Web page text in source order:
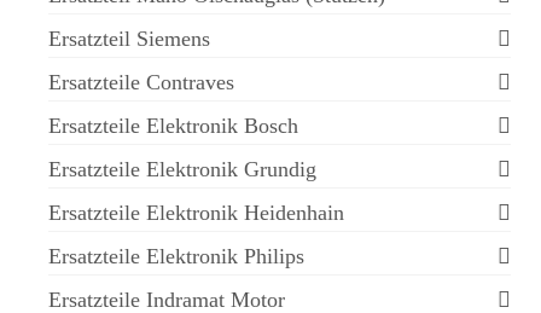
Ersatzteil Siemens
Ersatzteile Contraves
Ersatzteile Elektronik Bosch
Ersatzteile Elektronik Grundig
Ersatzteile Elektronik Heidenhain
Ersatzteile Elektronik Philips
Ersatzteile Indramat Motor